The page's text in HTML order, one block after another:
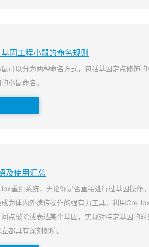
基因工程小鼠的命名规则
可以分为两种命名方式，包括基因定点修饰
小鼠命名。
及使用汇总
重组系统，无论你是否直接进行过基因操作
为体内外遗传操作的强有力工具。利用Cre-
点敲除或表达某个基因，实现对特定基因的
都具有深刻影响。